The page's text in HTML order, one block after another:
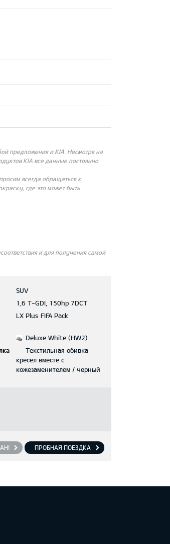
предложения и KIA. Несмотря на
KIA все данные постоянно
всегда обращаться к
где это может быть
и для получения самой
SUV
1,6 T-GDI, 150hp 7DCT
LX Plus FIFA Pack
Deluxe White (HW2)
Текстильная обивка
кресел вместе с
кожезаменителем / черный
ПРОБНАЯ ПОЕЗДКА